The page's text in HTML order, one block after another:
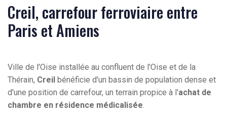
Creil, carrefour ferroviaire entre
Paris et Amiens
Ville de l'Oise installée au confluent de l'Oise et de la
Thérain, Creil bénéficie d'un bassin de population dense et
d'une position de carrefour, un terrain propice à l'achat de
chambre en résidence médicalisée.